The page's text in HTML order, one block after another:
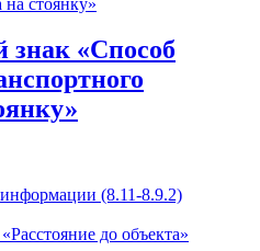
«Способ
(8.11-8.9.2)